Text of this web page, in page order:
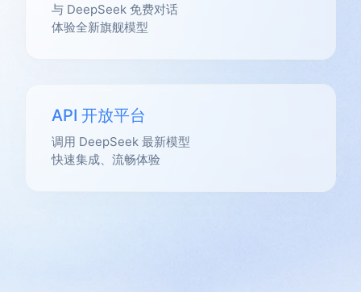
与 DeepSeek 免费对话
体验全新旗舰模型
API 开放平台
调用 DeepSeek 最新模型
快速集成、流畅体验